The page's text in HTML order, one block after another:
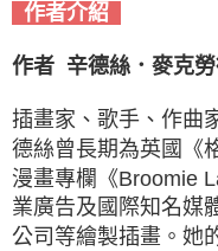
作者介紹
作者 辛德絲．麥克
插畫家、歌手、作曲
德絲曾長期為英國《
漫畫專欄《Broomie
業廣告及國際知名媒
公司等繪製插畫。她